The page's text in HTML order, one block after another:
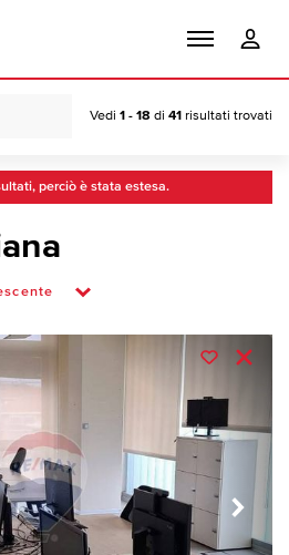
Vedi 1 - 18 di 41 risultati trovati
perciò è stata estesa.